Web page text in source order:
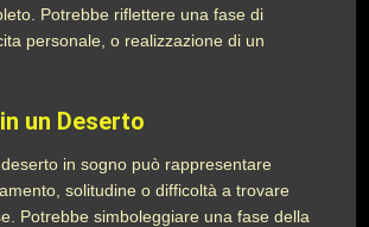
Potrebbe riflettere una fase di
personale, o realizzazione di un
un Deserto
in sogno può rappresentare
solitudine o difficoltà a trovare
Potrebbe simboleggiare una fase della